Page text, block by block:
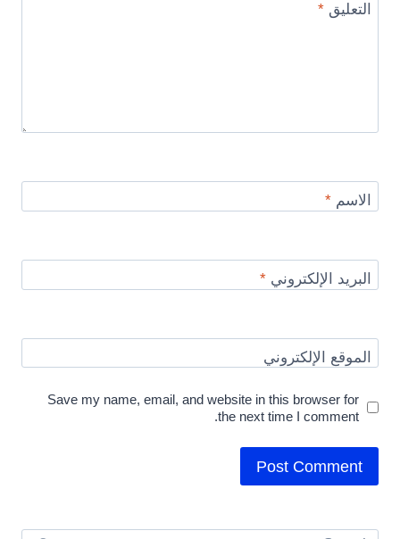
التعليق*
الاسم*
البريد الإلكتروني*
الموقع الإلكتروني
Save my name, email, and website in this browser for
the next time I comment.